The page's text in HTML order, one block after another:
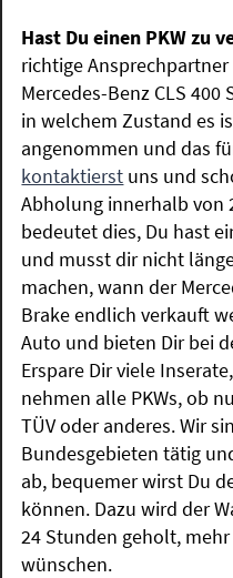
Hast Du einen PKW zu
richtige
Mercedes-Benz CLS
in welchem Zustand es
angenommen und das
kontaktierst uns und
Abholung innerhalb von
bedeutet dies, Du hast
und musst dir nicht
machen, wann der
Brake endlich verkauft
Auto und bieten Dir bei
Erspare Dir viele
nehmen alle PKWs, ob
TÜV oder anderes. Wir
Bundesgebieten tätig
ab, bequemer wirst Du
können. Dazu wird der
24 Stunden geholt,
wünschen.